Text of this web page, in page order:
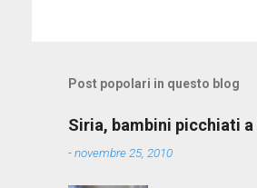
m
n
t
Post popolari in questo blog
Siria, bambini picchiati
-novembre 25, 2010